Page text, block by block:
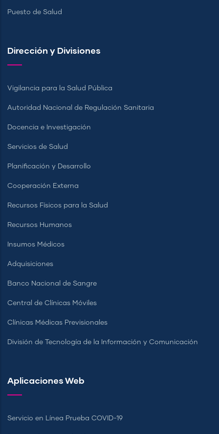
Puesto de Salud
Dirección y Divisiones
Vigilancia para la Salud Pública
Autoridad Nacional de Regulación Sanitaria
Docencia e Investigación
Servicios de Salud
Planificación y Desarrollo
Cooperación Externa
Recursos Físicos para la Salud
Recursos Humanos
Insumos Médicos
Adquisiciones
Banco Nacional de Sangre
Central de Clínicas Móviles
Clínicas Médicas Previsionales
División de Tecnología de la Información y Comunicación
Aplicaciones Web
Servicio en Línea Prueba COVID-19